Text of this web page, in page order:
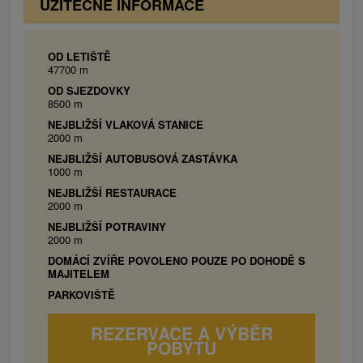
Oravice, Ski Park Kubínska hoľa, Zuberec-Roháče).
UŽITEČNÉ INFORMACE
OD LETIŠTĚ
47700 m
OD SJEZDOVKY
8500 m
NEJBLIŽŠÍ VLAKOVÁ STANICE
2000 m
NEJBLIŽŠÍ AUTOBUSOVÁ ZASTÁVKA
1000 m
NEJBLIŽŠÍ RESTAURACE
2000 m
NEJBLIŽŠÍ POTRAVINY
2000 m
DOMÁCÍ ZVÍŘE POVOLENO POUZE PO DOHODĚ S
MAJITELEM
PARKOVIŠTĚ
REZERVACE A VÝBĚR
POBYTU